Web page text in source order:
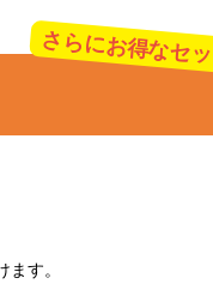
さらにお得なセ
す。